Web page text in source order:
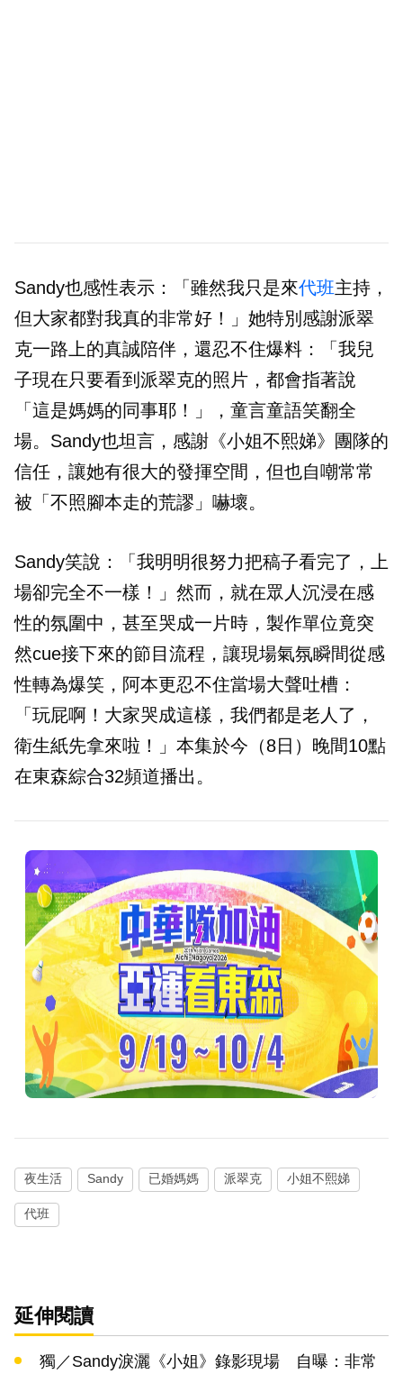
Sandy也感性表示：「雖然我只是來代班主持，
但大家都對我真的非常好！」她特別感謝派翠
克一路上的真誠陪伴，還忍不住爆料：「我兒
子現在只要看到派翠克的照片，都會指著說
「這是媽媽的同事耶！」，童言童語笑翻全
場。Sandy也坦言，感謝《小姐不熙娣》團隊的
信任，讓她有很大的發揮空間，但也自嘲常常
被「不照腳本走的荒謬」嚇壞。
Sandy笑說：「我明明很努力把稿子看完了，上
場卻完全不一樣！」然而，就在眾人沉浸在感
性的氛圍中，甚至哭成一片時，製作單位竟突
然cue接下來的節目流程，讓現場氣氛瞬間從感
性轉為爆笑，阿本更忍不住當場大聲吐槽：
「玩屁啊！大家哭成這樣，我們都是老人了，
衛生紙先拿來啦！」本集於今（8日）晚間10點
在東森綜合32頻道播出。
夜生活 Sandy 已婚媽媽 派翠克 小姐不熙娣
代班
延伸閱讀
獨／Sandy淚灑《小姐》錄影現場 自曝：非常